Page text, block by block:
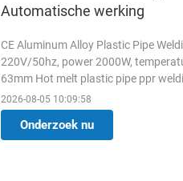
Automatische werking
CE Aluminum Alloy Plastic Pipe
220V/50hz, power 2000W,
63mm Hot melt plastic pipe ppr
WELDING TIME REFERENCE 1,
2026-08-05 10:09:58
Onderzoek nu